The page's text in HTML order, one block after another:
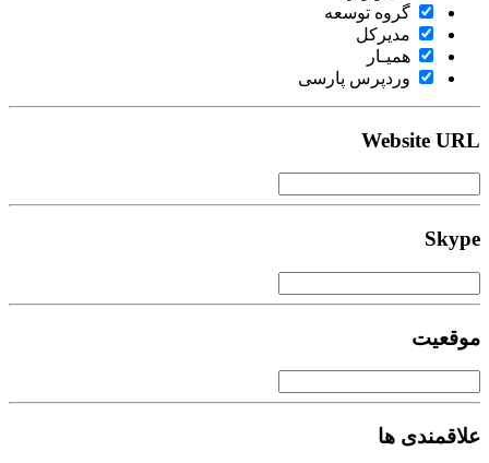
گروه توسعه
مدیرکل
همیـار
وردپرس پارسی
Website URL
Skype
موقعیت
علاقمندی ها